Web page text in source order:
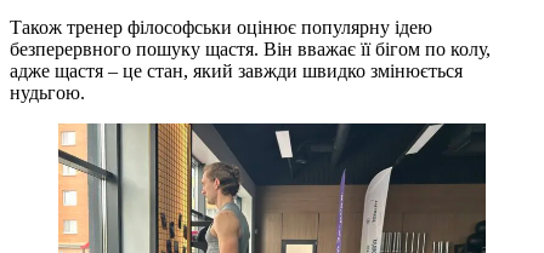
Також тренер філософськи оцінює популярну ідею
безперервного пошуку щастя. Він вважає її бігом по колу,
адже щастя – це стан, який завжди швидко змінюється
нудьгою.